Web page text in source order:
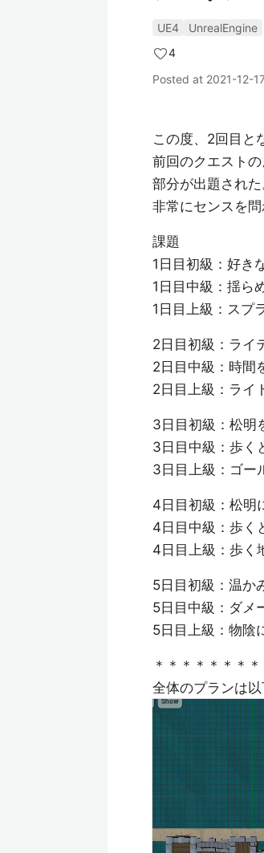
UE4
UnrealEngine
4
Posted at 2021-12-
この度、2回目と
前回のクエスト
部分が出題された
非常にセンスを問
課題
1日目初級：好き
1日目中級：揺ら
1日目上級：スプ
2日目初級：ライ
2日目中級：時間
2日目上級：ライ
3日目初級：松明
3日目中級：歩く
3日目上級：ゴー
4日目初級：松明
4日目中級：歩く
4日目上級：歩く
5日目初級：温か
5日目中級：ダメ
5日目上級：物陰
＊＊＊＊＊＊＊
全体のプランは以